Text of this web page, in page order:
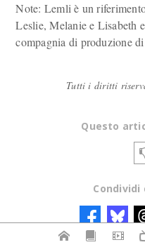
Note: Lemli è un
Leslie, Melanie e Lisabeth
compagnia di produzione
Tutti i diritti
Questo
Condividi